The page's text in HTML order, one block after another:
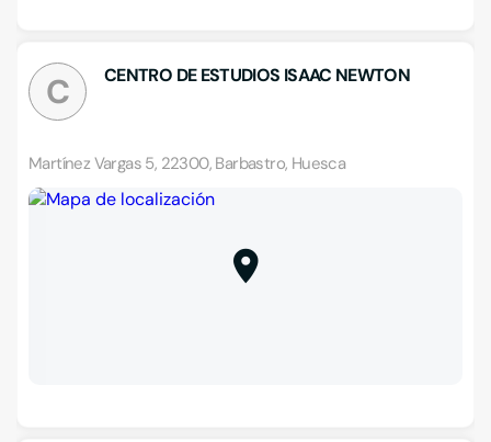
C CENTRO DE ESTUDIOS ISAAC NEWTON
Martínez Vargas 5, 22300, Barbastro, Huesca